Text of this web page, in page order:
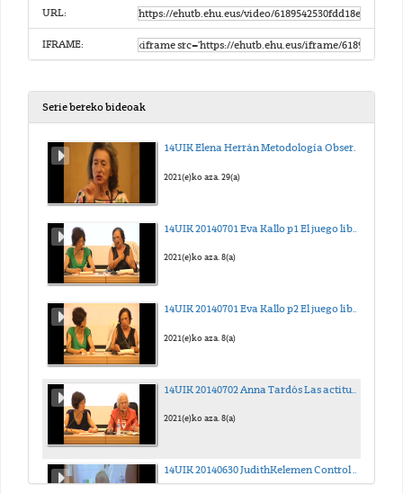
URL:
IFRAME:
Serie bereko bideoak
14UIK Elena Herrán Metodología Observacional en la Escuela infantil Emmi Pikler de Budapest
2021(e)ko aza. 29(a)
2021(e)ko aza. 8(a)
14UIK 20140701 Eva Kallo p2 El juego libre y autónomo y el
2021(e)ko aza. 8(a)
2021(e)ko aza. 8(a)
14UIK 20140630 JudithKelemen Control de esfínteres en la E I Emmi Pkler